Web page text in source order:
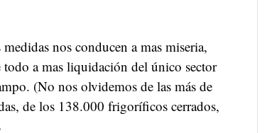
nos conducen a mas miseria,
a mas liquidación del único sector
(No nos olvidemos de las más de
de los 138.000 frigoríficos cerrados,